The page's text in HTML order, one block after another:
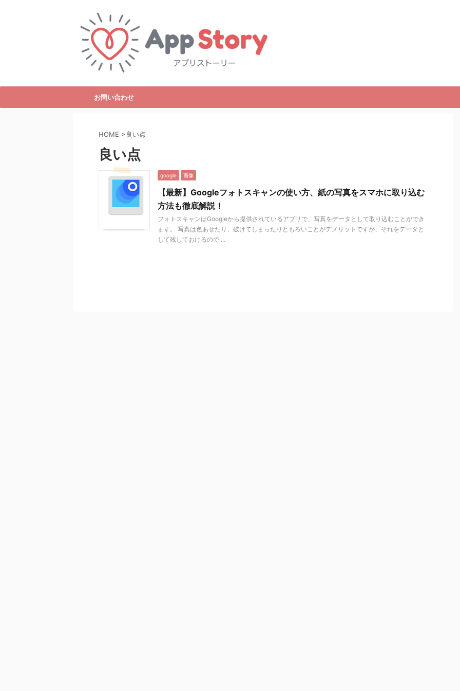
お問い合わせ
HOME >良い点
良い点
google 画像
【最新】Googleフォトスキャンの使い方、紙の写真をスマホに取り込む
方法も徹底解説！
フォトスキャンはGoogleから提供されているアプリで、写真をデータとして取り込むことができ
ます。 写真は色あせたり、破けてしまったりともろいことがデメリットですが、それをデータと
して残しておけるので ...